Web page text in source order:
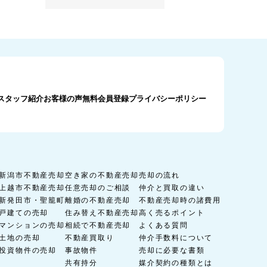
タッフ紹介お客様の声無料会員登録プライバシーポリシー
潟市不動産売却
越市不動産売却
発田市・聖籠町
建ての売却
ンションの売却
地の売却
資物件の売却
空き家の不動産売却
任意売却のご相談
離婚の不動産売却
住み替え不動産売却
相続で不動産売却
不動産買取り
事故物件
共有持分
売却の流れ
仲介と買取の違い
不動産売却時の諸費用
高く売るポイント
よくある質問
仲介手数料について
売却に必要な書類
媒介契約の種類とは